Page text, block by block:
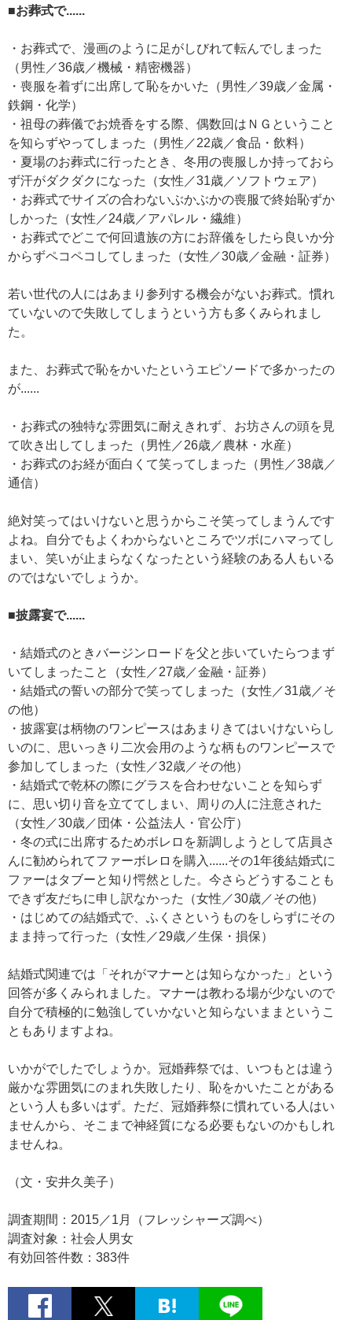
■お葬式で......
・お葬式で、漫画のように足がしびれて転んでしまった
（男性／36歳／機械・精密機器）
・喪服を着ずに出席して恥をかいた（男性／39歳／金属・
鉄鋼・化学）
・祖母の葬儀でお焼香をする際、偶数回はＮＧということ
を知らずやってしまった（男性／22歳／食品・飲料）
・夏場のお葬式に行ったとき、冬用の喪服しか持っておら
ず汗がダクダクになった（女性／31歳／ソフトウェア）
・お葬式でサイズの合わないぶかぶかの喪服で終始恥ずか
しかった（女性／24歳／アパレル・繊維）
・お葬式でどこで何回遺族の方にお辞儀をしたら良いか分
からずペコペコしてしまった（女性／30歳／金融・証券）
若い世代の人にはあまり参列する機会がないお葬式。慣れ
ていないので失敗してしまうという方も多くみられまし
た。
また、お葬式で恥をかいたというエピソードで多かったの
が......
・お葬式の独特な雰囲気に耐えきれず、お坊さんの頭を見
て吹き出してしまった（男性／26歳／農林・水産）
・お葬式のお経が面白くて笑ってしまった（男性／38歳／
通信）
絶対笑ってはいけないと思うからこそ笑ってしまうんです
よね。自分でもよくわからないところでツボにハマってし
まい、笑いが止まらなくなったという経験のある人もいる
のではないでしょうか。
■披露宴で......
・結婚式のときバージンロードを父と歩いていたらつまず
いてしまったこと（女性／27歳／金融・証券）
・結婚式の誓いの部分で笑ってしまった（女性／31歳／そ
の他）
・披露宴は柄物のワンピースはあまりきてはいけないらし
いのに、思いっきり二次会用のような柄ものワンピースで
参加してしまった（女性／32歳／その他）
・結婚式で乾杯の際にグラスを合わせないことを知らず
に、思い切り音を立ててしまい、周りの人に注意された
（女性／30歳／団体・公益法人・官公庁）
・冬の式に出席するためボレロを新調しようとして店員さ
んに勧められてファーボレロを購入......その1年後結婚式に
ファーはタブーと知り愕然とした。今さらどうすることも
できず友だちに申し訳なかった（女性／30歳／その他）
・はじめての結婚式で、ふくさというものをしらずにその
まま持って行った（女性／29歳／生保・損保）
結婚式関連では「それがマナーとは知らなかった」という
回答が多くみられました。マナーは教わる場が少ないので
自分で積極的に勉強していかないと知らないままというこ
ともありますよね。
いかがでしたでしょうか。冠婚葬祭では、いつもとは違う
厳かな雰囲気にのまれ失敗したり、恥をかいたことがある
という人も多いはず。ただ、冠婚葬祭に慣れている人はい
ませんから、そこまで神経質になる必要もないのかもしれ
ませんね。
（文・安井久美子）
調査期間：2015／1月（フレッシャーズ調べ）
調査対象：社会人男女
有効回答件数：383件